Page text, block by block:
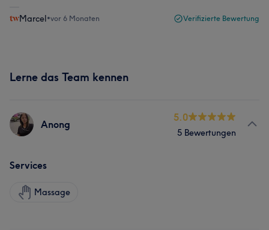
Marcel•vor 6 Monaten Verifizierte Bewertung
Lerne das Team kennen
Anong
5.0
5 Bewertungen
Services
Massage